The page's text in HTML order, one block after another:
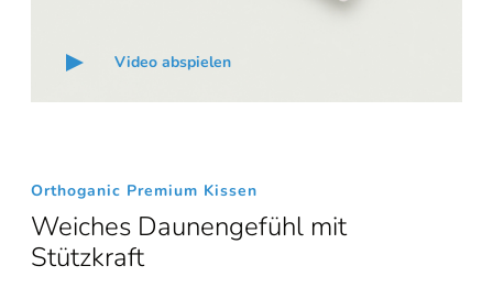
Video abspielen
Orthoganic Premium Kissen
Weiches Daunengefühl mit
Stützkraft